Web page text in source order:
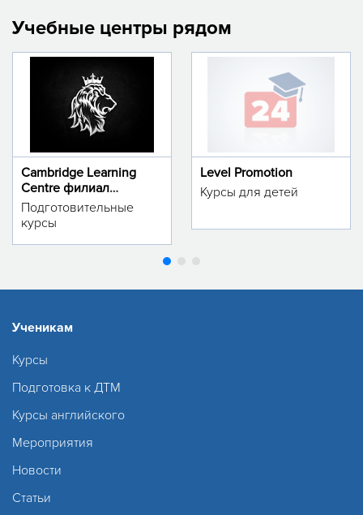
Учебные центры рядом
Cambridge Learning
Centre филиал
м.Тинчлик
Подготовительные
курсы
Level Promotion
Курсы для детей
Ученикам
Курсы
Подготовка к ДТМ
Курсы английского
Мероприятия
Новости
Статьи